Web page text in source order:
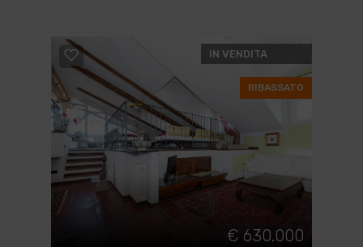
IN VENDITA
RIBASSATO
€ 630.000